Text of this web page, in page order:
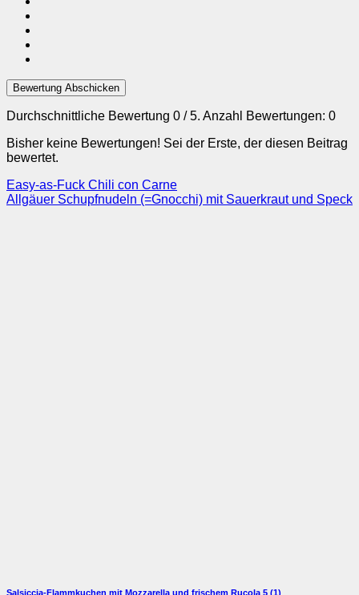
Bewertung Abschicken
Durchschnittliche Bewertung 0 / 5. Anzahl Bewertungen: 0
Bisher keine Bewertungen! Sei der Erste, der diesen Beitrag
bewertet.
Easy-as-Fuck Chili con Carne
Allgäuer Schupfnudeln (=Gnocchi) mit Sauerkraut und Speck
Salsiccia-Flammkuchen mit Mozzarella und frischem Rucola 5 (1)